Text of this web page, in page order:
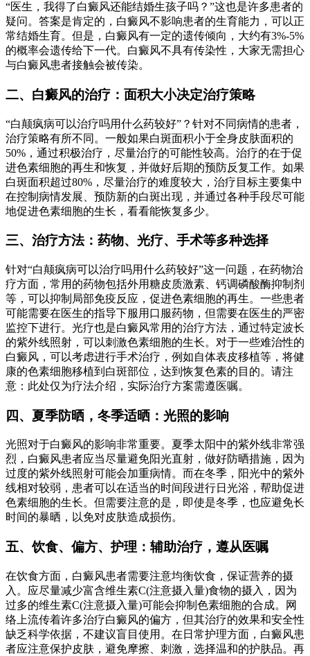
“医生，我得了白癜风还能结婚生孩子吗？”这也是许多患者的
疑问。答案是肯定的，白癜风不影响患者的生育能力，可以正
常结婚生育。但是，白癜风有一定的遗传倾向，大约有3%-5%
的概率会遗传给下一代。白癜风不具有传染性，大家无需担心
与白癜风患者接触会被传染。
二、白癜风的治疗：面积大小决定治疗策略
“白颠疯病可以治疗吗用什么药较好”？针对不同病情的患者，
治疗策略有所不同。一般如果白斑面积小于全身皮肤面积的
50%，通过积极治疗，尽量治疗的可能性较高。治疗的在于促
进色素细胞的再生和恢复，并做好后期的预防反复工作。如果
白斑面积超过80%，尽量治疗的难度较大，治疗目标主要集中
在控制病情发展、预防新的白斑出现，并通过各种手段尽可能
地促进色素细胞的生长，看看能恢复多少。
三、治疗方法：药物、光疗、手术等多种选择
针对“白颠疯病可以治疗吗用什么药较好”这一问题，在药物治
疗方面，常用的药物包括外用糖皮质激素、钙调磷酸酶抑制剂
等，可以抑制局部免疫反应，促进色素细胞的再生。一些患者
可能需要在医生的指导下服用口服药物，但需要在医生的严密
监控下进行。光疗也是白癜风常用的治疗方法，通过特定波长
的紫外线照射，可以刺激色素细胞的生长。对于一些难治性的
白癜风，可以考虑进行手术治疗，例如自体表皮移植等，将健
康的色素细胞移植到白斑部位，达到恢复色素的目的。请注
意：此处仅为疗法介绍，实际治疗方案需遵医嘱。
四、夏季防晒，冬季适晒：光照的影响
光照对于白癜风的影响非常重要。夏季太阳中的紫外线非常强
烈，白癜风患者应当尽量避免阳光直射，做好防晒措施，因为
过度的紫外线照射可能会加重病情。而在冬季，阳光中的紫外
线相对较弱，患者可以在适当的时间段进行日光浴，帮助促进
色素细胞的生长。但需要注意的是，即使是冬季，也应避免长
时间的暴晒，以免对皮肤造成损伤。
五、饮食、偏方、护理：辅助治疗，遵从医嘱
在饮食方面，白癜风患者需要注意均衡饮食，保证营养的摄
入。应尽量减少富含维生素C(注意摄入量)食物的摄入，因为
过多的维生素C(注意摄入量)可能会抑制色素细胞的合成。网
络上流传着许多治疗白癜风的偏方，但其治疗的效果和安全性
缺乏科学依据，不建议盲目使用。在日常护理方面，白癜风患
者应注意保护皮肤，避免摩擦、刺激，选择温和的护肤品。再